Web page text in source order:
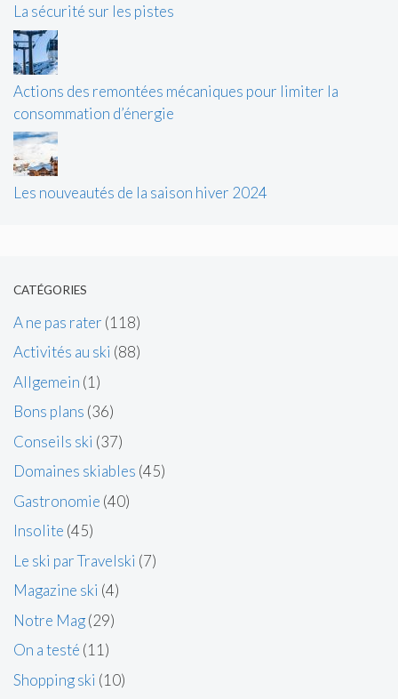
La sécurité sur les pistes
Actions des remontées mécaniques pour limiter la
consommation d’énergie
Les nouveautés de la saison hiver 2024
CATÉGORIES
A ne pas rater (118)
Activités au ski (88)
Allgemein (1)
Bons plans (36)
Conseils ski (37)
Domaines skiables (45)
Gastronomie (40)
Insolite (45)
Le ski par Travelski (7)
Magazine ski (4)
Notre Mag(29)
On a testé (11)
Shopping ski (10)